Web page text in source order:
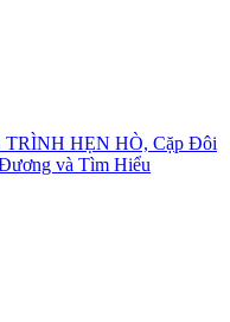
HẸN HÒ, Cặp Đôi
và Tìm Hiểu